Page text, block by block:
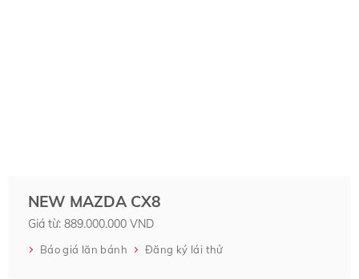
NEW MAZDA CX8
Giá từ: 889.000.000 VND
Báo giá lăn bánh Đăng ký lái thử